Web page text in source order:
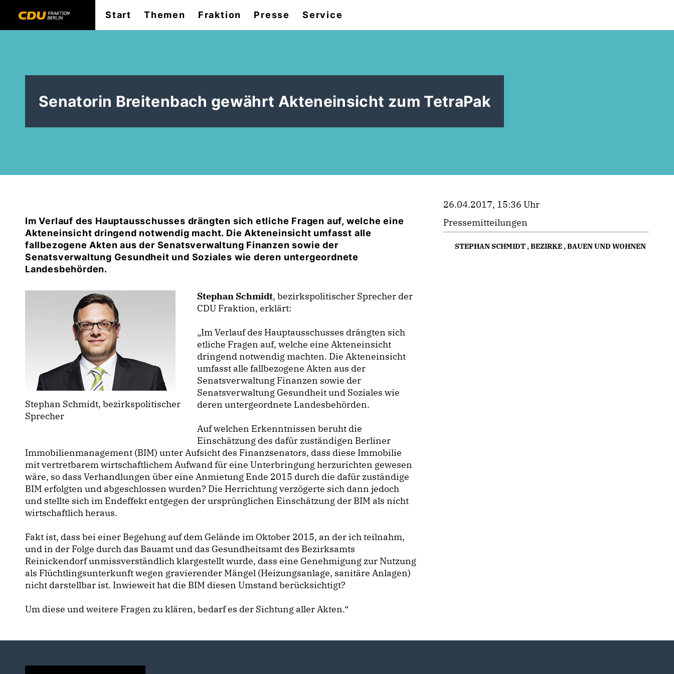
Start Themen Fraktion Presse Service
Senatorin Breitenbach gewährt Akteneinsicht zum TetraPak
Im Verlauf des Hauptausschusses drängten sich etliche Fragen auf, welche eine
Akteneinsicht dringend notwendig macht. Die Akteneinsicht umfasst alle
fallbezogene Akten aus der Senatsverwaltung Finanzen sowie der
Senatsverwaltung Gesundheit und Soziales wie deren untergeordnete
Landesbehörden.
Stephan Schmidt, bezirkspolitischer
Sprecher
Stephan Schmidt, bezirkspolitischer Sprecher der
CDU Fraktion, erklärt:
Im Verlauf des Hauptausschusses drängten sich
etliche Fragen auf, welche eine Akteneinsicht
dringend notwendig machten. Die Akteneinsicht
umfasst alle fallbezogene Akten aus der
Senatsverwaltung Finanzen sowie der
Senatsverwaltung Gesundheit und Soziales wie
deren untergeordnete Landesbehörden.
Auf welchen Erkenntnissen beruht die
Einschätzung des dafür zuständigen Berliner
Immobilienmanagement (BIM) unter Aufsicht des Finanzsenators, dass diese Immobilie
mit vertretbarem wirtschaftlichem Aufwand für eine Unterbringung herzurichten gewesen
wäre, so dass Verhandlungen über eine Anmietung Ende 2015 durch die dafür zuständige
BIM erfolgten und abgeschlossen wurden? Die Herrichtung verzögerte sich dann jedoch
und stellte sich im Endeffekt entgegen der ursprünglichen Einschätzung der BIM als nicht
wirtschaftlich heraus.
Fakt ist, dass bei einer Begehung auf dem Gelände im Oktober 2015, an der ich teilnahm,
und in der Folge durch das Bauamt und das Gesundheitsamt des Bezirksamts
Reinickendorf unmissverständlich klargestellt wurde, dass eine Genehmigung zur Nutzung
als Flüchtlingsunterkunft wegen gravierender Mängel (Heizungsanlage, sanitäre Anlagen)
nicht darstellbar ist. Inwieweit hat die BIM diesen Umstand berücksichtigt?
Um diese und weitere Fragen zu klären, bedarf es der Sichtung aller Akten.“
26.04.2017, 15:36 Uhr
Pressemitteilungen
STEPHAN SCHMIDT,BEZIRKE,BAUEN UND WOHNEN